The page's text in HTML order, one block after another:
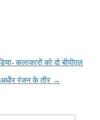
कलाकारों को दो बीपीएल
रंजन के तीर →